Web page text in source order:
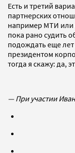
Есть и третий
партнерских
например МТИ или
пока рано судить
подождать еще лет
президентом
тогда я скажу: да,
— При участии